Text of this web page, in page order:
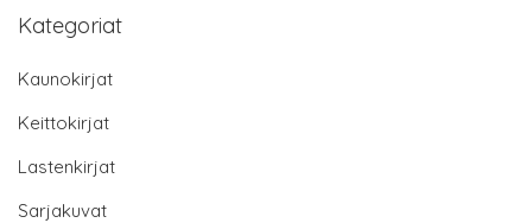
Kategoriat
Kaunokirjat
Keittokirjat
Lastenkirjat
Sarjakuvat